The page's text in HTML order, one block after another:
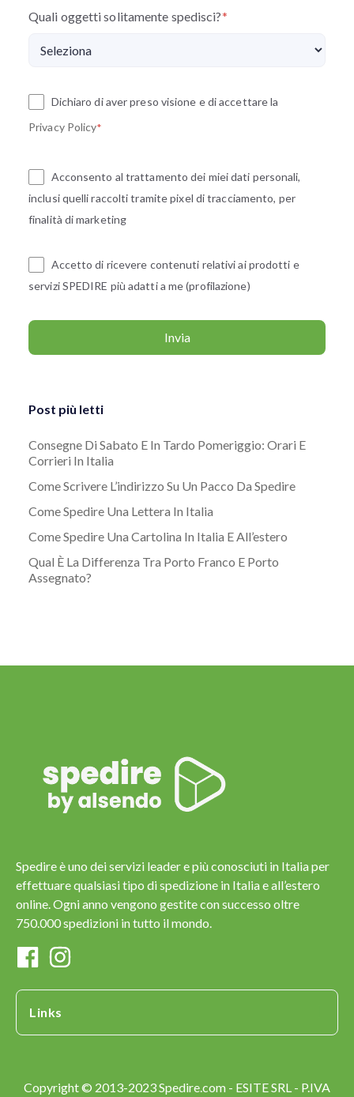
Quali oggetti solitamente spedisci?*
Dichiaro di aver preso visione e di accettare la
Privacy Policy*
Acconsento al trattamento dei miei dati personali,
inclusi quelli raccolti tramite pixel di tracciamento, per
finalità di marketing
Accetto di ricevere contenuti relativi ai prodotti e
servizi SPEDIRE più adatti a me (profilazione)
Post più letti
Consegne Di Sabato E In Tardo Pomeriggio: Orari E
Corrieri In Italia
Come Scrivere L’indirizzo Su Un Pacco Da Spedire
Come Spedire Una Lettera In Italia
Come Spedire Una Cartolina In Italia E All’estero
Qual È La Differenza Tra Porto Franco E Porto
Assegnato?
Spedire è uno dei servizi leader e più conosciuti in Italia per
effettuare qualsiasi tipo di spedizione in Italia e all’estero
online. Ogni anno vengono gestite con successo oltre
750.000 spedizioni in tutto il mondo.
Links
Copyright © 2013-2023 Spedire.com - ESITE SRL - P.IVA